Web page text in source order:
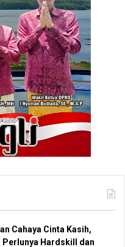
Cahaya Cinta Kasih,
Perlunya Hardskill dan